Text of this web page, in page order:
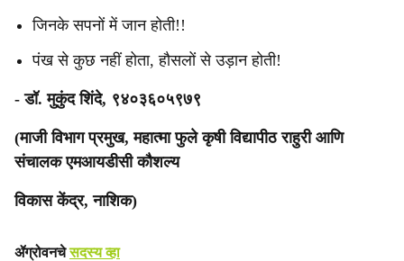
जिनके सपनों में जान होती!!
पंख से कुछ नहीं होता, हौसलों से उड़ान होती!
- डॉ. मुकुंद शिंदे, ९४०३६०५९७९
(माजी विभाग प्रमुख, महात्मा फुले कृषी विद्यापीठ राहुरी आणि
संचालक एमआयडीसी कौशल्य
विकास केंद्र, नाशिक)
ॲग्रोवनचेसदस्य व्हा